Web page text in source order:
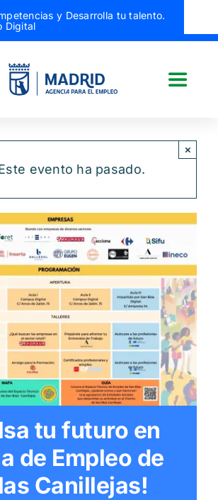
y Desarrolla tu talento.
Digital
Toggle
evento ha pasado.
×
tu futuro en
de Empleo de
Canillejas!